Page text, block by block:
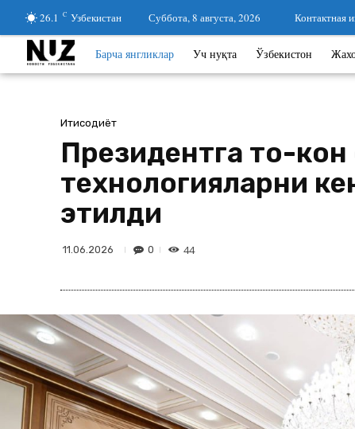
26.1 C Узбекистан Суббота, 8 августа, 2026 Контактная
Барча янгликлар Уч нуқта Ўзбекистон
Иқтисодиёт
Президентга тоғ-
технологияларни
этилди
11.06.2026 0 44